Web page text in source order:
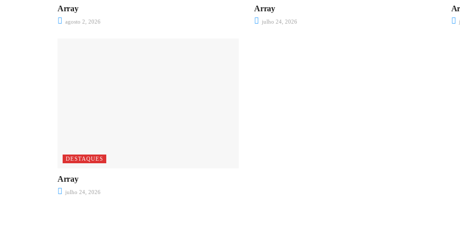
Array
agosto 2, 2026
Array
julho 24, 2026
DESTAQUES
Array
julho 24, 2026